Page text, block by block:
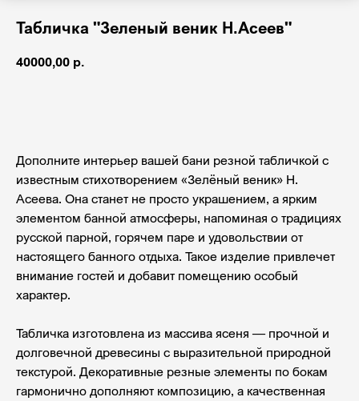
Табличка "Зеленый веник Н.Асеев"
40000,00 р.
Дополните интерьер вашей бани резной табличкой с
известным стихотворением «Зелёный веник» Н.
Асеева. Она станет не просто украшением, а ярким
элементом банной атмосферы, напоминая о традициях
русской парной, горячем паре и удовольствии от
настоящего банного отдыха. Такое изделие привлечет
внимание гостей и добавит помещению особый
характер.
Табличка изготовлена из массива ясеня — прочной и
долговечной древесины с выразительной природной
текстурой. Декоративные резные элементы по бокам
гармонично дополняют композицию, а качественная